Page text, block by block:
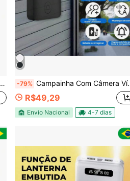
-79% Campainha Com Câmera Vídeo Porteiro Sem Fio Wi-Fi HD Inteligente Smart Home Vê Pelo Celular Recarregável
R$49,29
Envio Nacional 4-7 dias